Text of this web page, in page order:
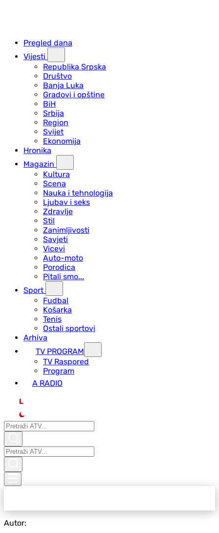
Pregled dana
Vijesti
Republika Srpska
Društvo
Banja Luka
Gradovi i opštine
BiH
Srbija
Region
Svijet
Ekonomija
Hronika
Magazin
Kultura
Scena
Nauka i tehnologija
Ljubav i seks
Zdravlje
Stil
Zanimljivosti
Savjeti
Vicevi
Auto-moto
Porodica
Pitali smo...
Sport
Fudbal
Košarka
Tenis
Ostali sportovi
Arhiva
TV PROGRAM
ТV Raspored
Program
A RADIO
L
Autor: